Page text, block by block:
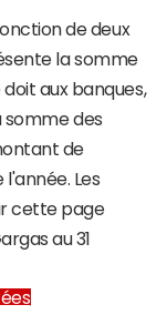
de deux
la somme
aux banques,
somme des
de
Les
cette page
au 31